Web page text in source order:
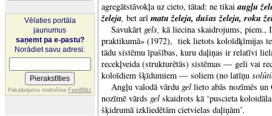
Vēlaties portāla
jaunumus
saņemt pa e-pastu?
Norādiet savu adresi:
Pakalpojumu nodrošina FeedBlitz
agregātstāvokļa uz cieto, tātad: ne tikaiaugļu
želeja, bet arīmatu želeja, dušas želeja, roku
Savukārt gels, kā liecina skaidrojums, piem.,
praktikumā» (1972), tiek lietots koloīdķīmijas
tādu sistēmu īpašības, kuru daļiņas ir relatīvi
recekļveida (strukturētās) sistēmas — geli vai
koloīdiem šķīdumiem — soliem (no latīņu
Angļu valodā vārdu gel lieto abās nozīmēs
nozīmē vārds gel skaidrots kā ‘puscieta
šķidrumā izkliedētām cietvielas daļiņām’.